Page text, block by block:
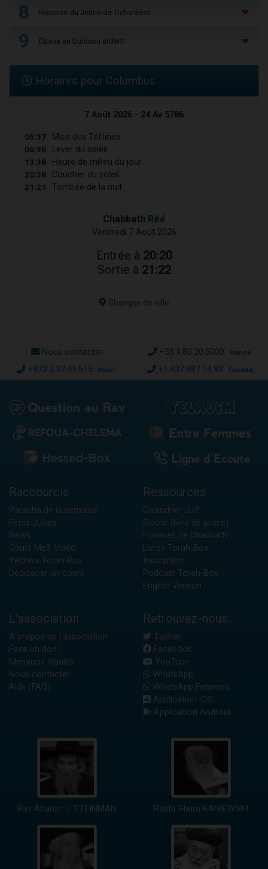
8 Horaires du Jeûne de Ticha Béav
9 Elyana au buisson ardent
Horaires pour Columbus
7 Août 2026 - 24 Av 5786
05:37 Mise des Téfilines
06:36 Lever du soleil
13:38 Heure de milieu du jour
20:38 Coucher du soleil
21:21 Tombée de la nuit
Chabbath Réé
Vendredi 7 Août 2026
Entrée à 20:20
Sortie à 21:22
Changer de ville
Nous contacter +33.1.80.20.5000 France
+972.2.37.41.515 Israël +1.437.887.14.93 Canada
Raccourcis
Paracha de la semaine
Fêtes Juives
News
Cours Mp3-Vidéo
Yéchiva Torah-Box
Dédicacer un cours
Ressources
Calendrier Juif
Sidour (livre de prière)
Horaires de Chabbath
Livres Torah-Box
Inscription
Podcast Torah-Box
English Version
L'association
A propos de l'association
Faire un don !
Mentions légales
Nous contacter
Aide (FAQ)
Retrouvez-nous...
Twitter
Facebook
YouTube
WhatsApp
WhatsApp Femmes
Application iOS
Application Android
Rav Aharon L. STEINMAN Rabbi 'Haïm KANIEWSKI